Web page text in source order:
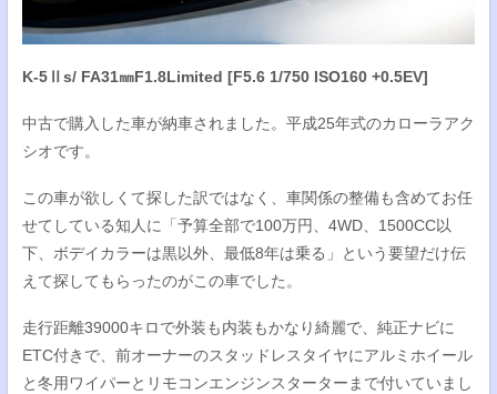
K-5Ⅱs/ FA31㎜F1.8Limited [F5.6 1/750 ISO160 +0.5EV]
中古で購入した車が納車されました。平成25年式のカローラアク
シオです。
この車が欲しくて探した訳ではなく、車関係の整備も含めてお任
せてしている知人に「予算全部で100万円、4WD、1500CC以
下、ボデイカラーは黒以外、最低8年は乗る」という要望だけ伝
えて探してもらったのがこの車でした。
走行距離39000キロで外装も内装もかなり綺麗で、純正ナビに
ETC付きで、前オーナーのスタッドレスタイヤにアルミホイール
と冬用ワイパーとリモコンエンジンスターターまで付いていまし